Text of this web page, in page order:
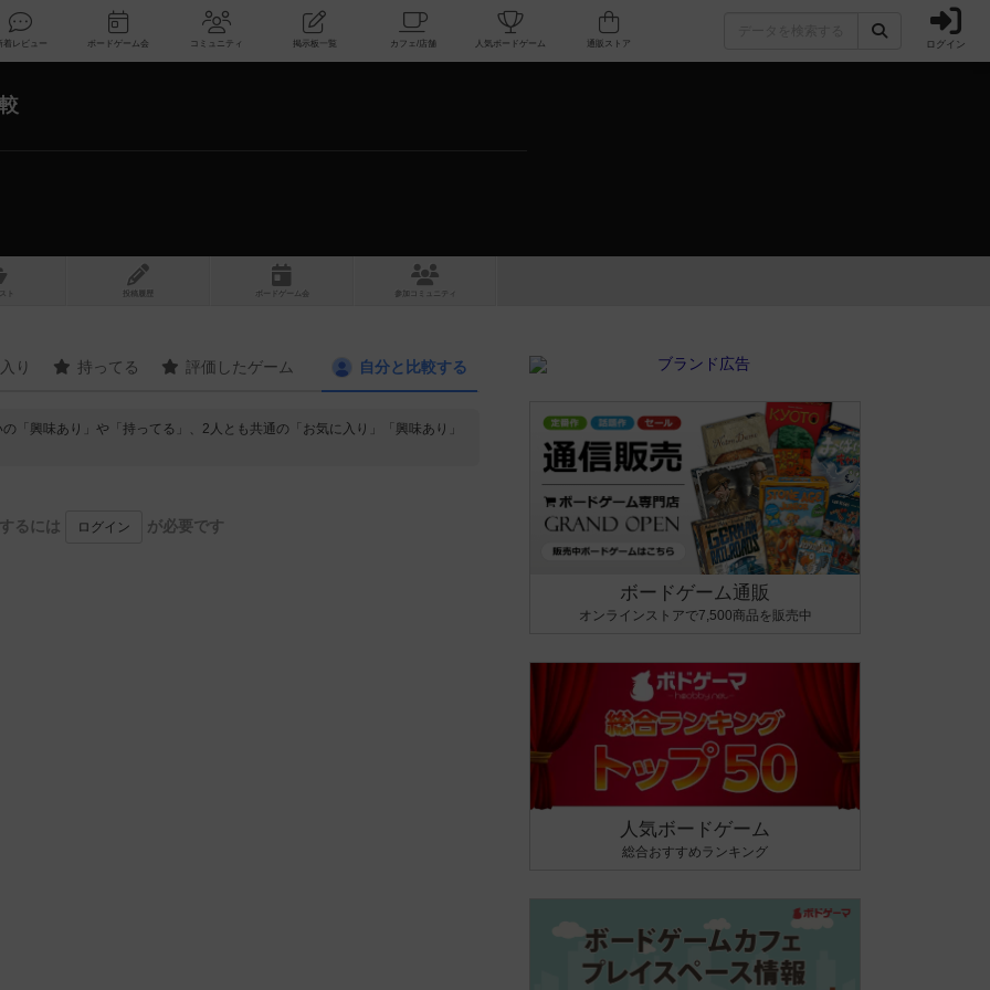
新着レビュー ボードゲーム会 コミュニティ 掲示板一覧 カフェ/店舗 人気ボードゲーム ログイン
ト 投稿履歴 ボ ドゲ ーム コミュニティ
り 持ってる 評価したゲーム 自分と 比較する
「興味あり」や「持ってる」、2人とも共通の「お気に入り」「興味あり」
るには ログイン が必要です
ボードゲーム通販
オンラインストアで7,500商品を販売中
人気ボードゲーム
総合おすすめランキング